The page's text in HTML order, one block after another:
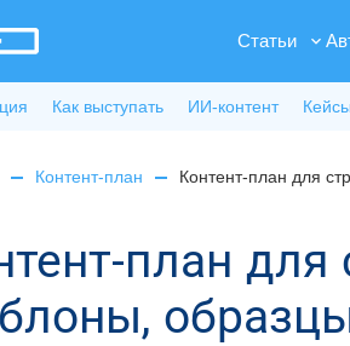
Статьи
Как выступать ИИ-контент
Контент-план Контент-план для
план